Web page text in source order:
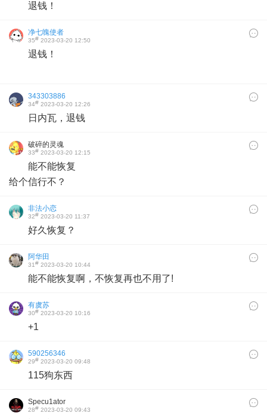
退钱！
净七魄使者
35# 2023-03-20 12:50
退钱！
343303886
34# 2023-03-20 12:26
日内瓦，退钱
破碎的灵魂
33# 2023-03-20 12:15
能不能恢复
给个信行不？
非法小恋
32# 2023-03-20 11:37
好久恢复？
阿华田
31# 2023-03-20 10:44
能不能恢复啊，不恢复再也不用了!
有虞苏
30# 2023-03-20 10:16
+1
590256346
29# 2023-03-20 09:48
115狗东西
Specu1ator
28# 2023-03-20 09:43